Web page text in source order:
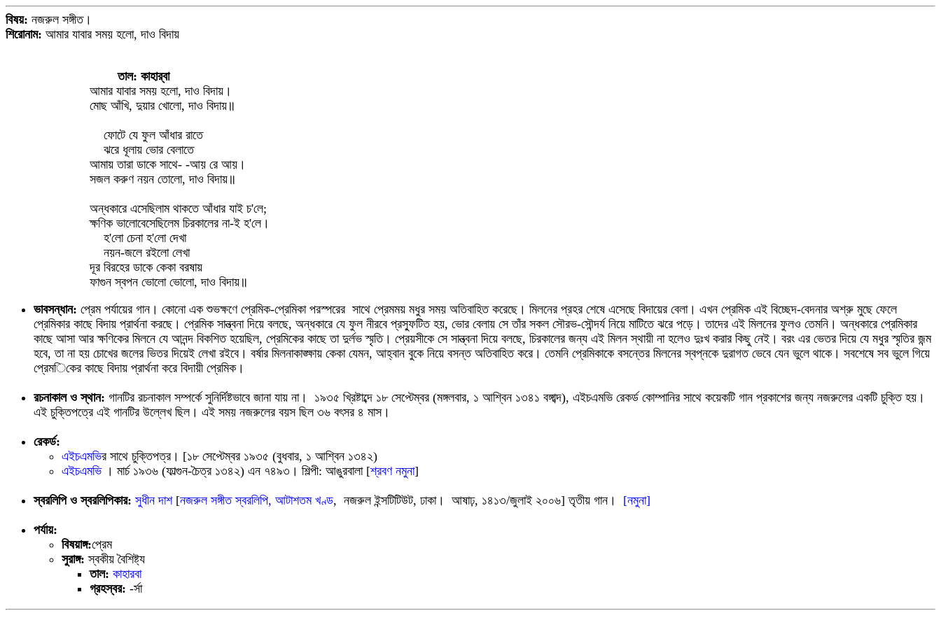
বিষয়: নজরুল সঙ্গীত।
শিরোনাম: আমার যাবার সময় হলো, দাও বিদায়
তাল: কাহার্‌বা
আমার যাবার সময় হলো, দাও বিদায়।
মোছ আঁখি, দুয়ার খোলো, দাও বিদায়॥
ফোটে যে ফুল আঁধার রাতে
ঝরে ধূলায় ভোর বেলাতে
আমায় তারা ডাকে সাথে- -আয় রে আয়।
সজল করুণ নয়ন তোলো, দাও বিদায়॥
অন্ধকারে এসেছিলাম থাকতে আঁধার যাই চ'লে;
ক্ষণিক ভালোবেসেছিলেম চিরকালের না-ই হ'লে।
হ'লো চেনা হ'লো দেখা
নয়ন-জলে রইলো লেখা
দূর বিরহের ডাকে কেকা বরষায়
ফাগুন স্বপন ভোলো ভোলো, দাও বিদায়॥
ভাবসন্ধান: প্রেম পর্যায়ের গান। কোনো এক শুভক্ষণে প্রেমিক-প্রেমিকা পরস্পরের সাথে প্রেমময় মধুর সময় অতিবাহিত করেছে। মিলনের প্রহর শেষে এসেছে বিদায়ের বেলা। এখন প্রেমিক এই বিচ্ছেদ-বেদনার অশ্রু মুছে ফেলে
প্রেমিকার কাছে বিদায় প্রার্থনা করছে। প্রেমিক সান্ত্বনা দিয়ে বলছে, অন্ধকারে যে ফুল নীরবে প্রস্ফুটিত হয়, ভোর বেলায় সে তাঁর সকল সৌরভ-সৌন্দর্য নিয়ে মাটিতে ঝরে পড়ে। তাদের এই মিলনের ফুলও তেমনি। অন্ধকারে প্রেমিকার
কাছে আসা আর ক্ষণিকের মিলনে যে আনন্দ বিকশিত হয়েছিল, প্রেমিকের কাছে তা দুর্লভ স্মৃতি। প্রেয়সীকে সে সান্ত্বনা দিয়ে বলছে, চিরকালের জন্য এই মিলন স্থায়ী না হলেও দুঃখ করার কিছু নেই। বরং এর ভেতর দিয়ে যে মধুর স্মৃতির জন্ম
হবে, তা না হয় চোখের জলের ভিতর দিয়েই লেখা রইবে। বর্ষার মিলনাকাঙ্ক্ষায় কেকা যেমন, আহ্বান বুকে নিয়ে বসন্ত অতিবাহিত করে। তেমনি প্রেমিকাকে বসন্তের মিলনের স্বপ্নকে দুরাগত ভেবে যেন ভুলে থাকে। সবশেষে সব ভুলে গিয়ে
প্রেমিকের কাছে বিদায় প্রার্থনা করে বিদায়ী প্রেমিক।
রচনাকাল ও স্থান: গানটির রচনাকাল সম্পর্কে সুনির্দিষ্টভাবে জানা যায় না। ১৯৩৫ খ্রিষ্টাব্দে ১৮ সেপ্টেম্বর (মঙ্গলবার, ১ আশ্বিন ১৩৪১ বঙ্গাব্দ), এইচএমভি রেকর্ড কোম্পানির সাথে কয়েকটি গান প্রকাশের জন্য নজরুলের একটি চুক্তি হয়।
এই চুক্তিপত্রে এই গানটির উল্লেখ ছিল। এই সময় নজরুলের বয়স ছিল ৩৬ বৎসর ৪ মাস।
রেকর্ড:
এইচএমভির সাথে চুক্তিপত্র। [১৮ সেপ্টেম্বর ১৯৩৫ (বুধবার, ১ আশ্বিন ১৩৪২)
এইচএমভি। মার্চ ১৯৩৬ (ফাল্গুন-চৈত্র ১৩৪২) এন ৭৪৯৩। শিল্পী: আঙুরবালা [শ্রবণ নমুনা]
স্বরলিপি ও স্বরলিপিকার: সুধীন দাশ[নজরুল সঙ্গীত স্বরলিপি, আটাশতম খণ্ড, নজরুল ইন্সটিটিউট, ঢাকা। আষাঢ়, ১৪১৩/জুলাই ২০০৬] তৃতীয় গান। [নমুনা]
পর্যায়:
বিষয়াঙ্গ:প্রেম
সুরাঙ্গ:স্বকীয় বৈশিষ্ট্য
তাল: কাহারবা
গ্রহস্বর: -র্সা